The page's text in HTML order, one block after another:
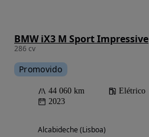
BMW iX3 M Sport Impressive
286 cv
Promovido
44 060 km Elétrico
2023
Alcabideche (Lisboa)